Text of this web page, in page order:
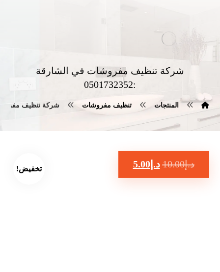
شركة تنظيف مفروشات في الشارقة
:0501732352
المنتجات تنظيف مفروشات شركة تنظيف مفروشات في
تخفيض! د.إ10.00 د.إ5.00